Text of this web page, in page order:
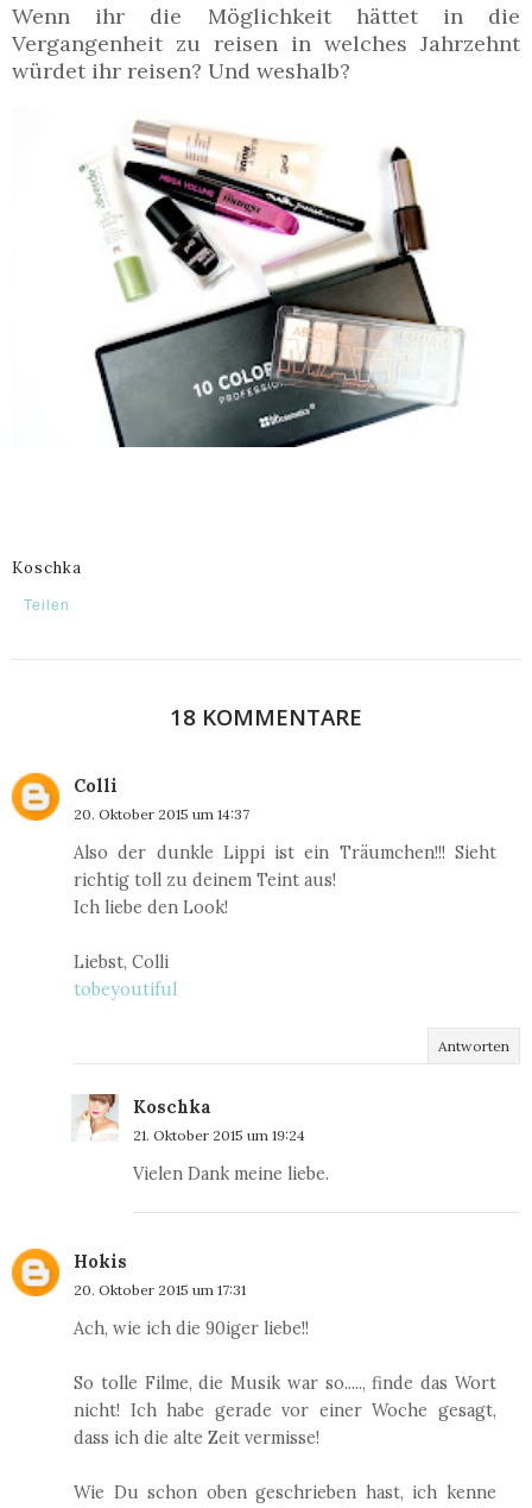
Wenn ihr die Möglichkeit hättet in die
Vergangenheit zu reisen in welches Jahrzehnt
würdet ihr reisen? Und weshalb?
Koschka
Teilen
18 KOMMENTARE
Colli
20. Oktober 2015 um 14:37
Also der dunkle Lippi ist ein Träumchen!!! Sieht
richtig toll zu deinem Teint aus!
Ich liebe den Look!
Liebst, Colli
tobeyoutiful
Antworten
Koschka
21. Oktober 2015 um 19:24
Vielen Dank meine liebe.
Hokis
20. Oktober 2015 um 17:31
Ach, wie ich die 90iger liebe!!
So tolle Filme, die Musik war so....., finde das Wort
nicht! Ich habe gerade vor einer Woche gesagt,
dass ich die alte Zeit vermisse!
Wie Du schon oben geschrieben hast, ich kenne